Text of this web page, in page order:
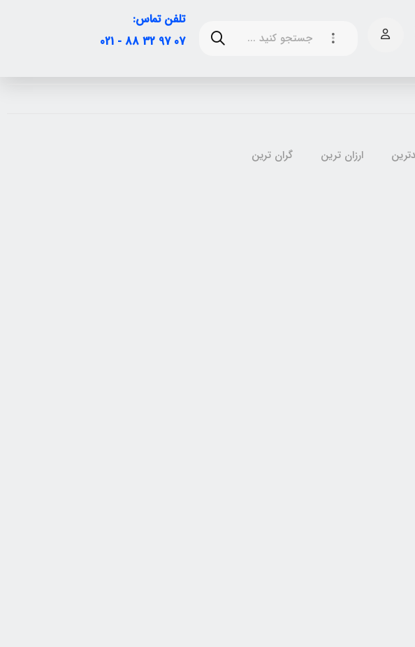
تلفن تماس:
07 97 32 88 - 021
ارزان ترین گران ترین